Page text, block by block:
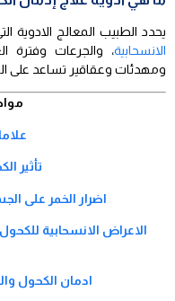
يحدد الطبيب المعالج
الانسحابية، والجرعات وفترة
ومهدئات وعقاقير تساعد على
تأثير
اضرار الخمر على
الاعراض الانسحابية للكحول
ادمان الكحول